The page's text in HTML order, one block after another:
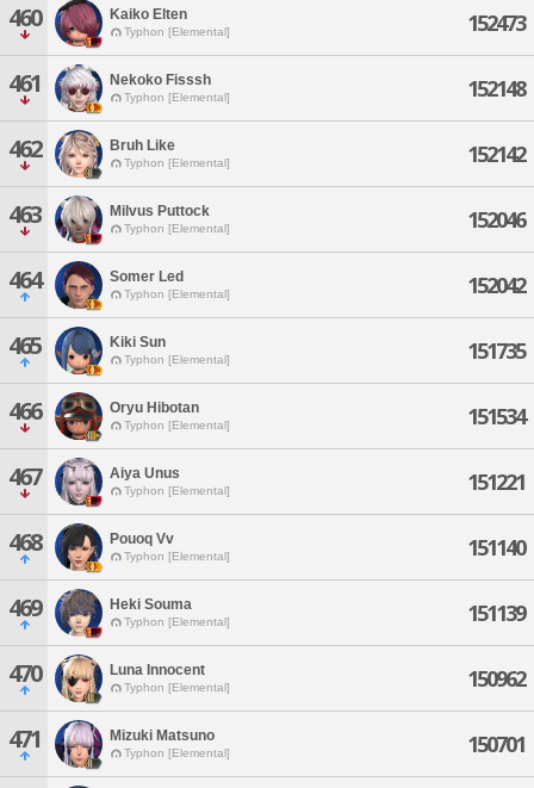
460 Kaiko Elten
Typhon [Elemental] 152473
461 Nekoko Fisssh
Typhon [Elemental] 152148
462 Bruh Like
Typhon [Elemental] 152142
463 Milvus Puttock
Typhon [Elemental] 152046
464 Somer Led
Typhon [Elemental] 152042
465 Kiki Sun
Typhon [Elemental] 151735
466 Oryu Hibotan
Typhon [Elemental] 151534
467 Aiya Unus
Typhon [Elemental] 151221
468 Pouoq Vv
Typhon [Elemental] 151140
469 Heki Souma
Typhon [Elemental] 151139
470 Luna Innocent
Typhon [Elemental] 150962
471 Mizuki Matsuno
Typhon [Elemental] 150701